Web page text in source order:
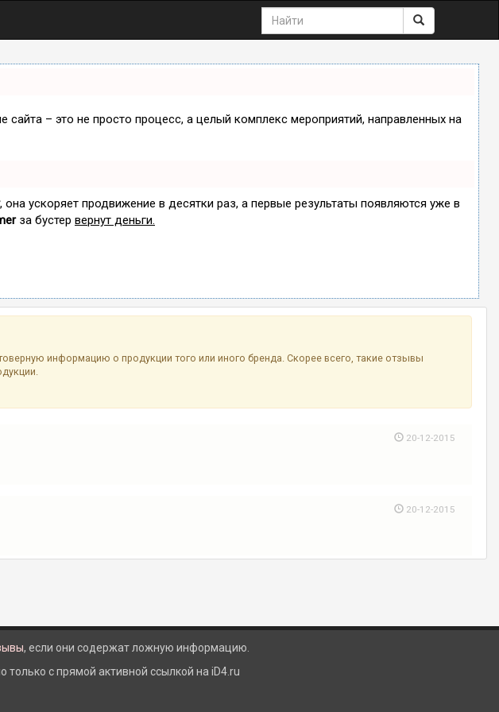
– это не просто процесс, а целый комплекс мероприятий, направленных на
, она ускоряет продвижение в десятки раз, а первые результаты появляются уже в
за бустер вернут деньги.
информацию о продукции того или иного бренда. Скорее всего, такие отзывы
20-12-2015
20-12-2015
, если они содержат ложную информацию.
с прямой активной ссылкой на iD4.ru